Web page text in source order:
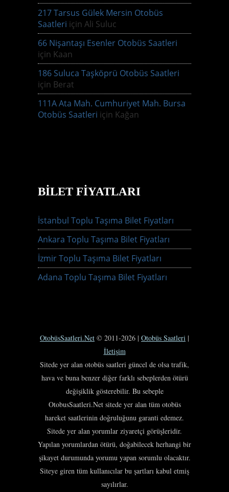
217 Tarsus Gülek Mersin Otobüs
Saatleri için Ali Suluc
66 Nişantaşı Esenler Otobüs Saatleri
için Kaan
186 Suluca Taşköprü Otobüs Saatleri
için Berat
111A Ata Mah. Cumhuriyet Mah. Bursa
Otobüs Saatleri için Kağan
BILET FIYATLARI
İstanbul Toplu Taşıma Bilet Fiyatları
Ankara Toplu Taşıma Bilet Fiyatları
İzmir Toplu Taşıma Bilet Fiyatları
Adana Toplu Taşıma Bilet Fiyatları
OtobüsSaatleri.Net © 2011-2026 | Otobüs Saatleri |
İletişim
Sitede yer alan otobüs saatleri güncel de olsa trafik,
hava ve buna benzer diğer farklı sebeplerden ötürü
değişiklik gösterebilir. Bu sebeple
OtobusSaatleri.Net sitede yer alan tüm otobüs
hareket saatlerinin doğruluğunu garanti edemez.
Sitede yer alan yorumlar ziyaretçi görüşleridir.
Yapılan yorumlardan ötürü, doğabilecek herhangi bir
şikayet durumunda yorumu yapan sorumlu olacaktır.
Siteye giren tüm kullanıcılar bu şartları kabul etmiş
sayılırlar.